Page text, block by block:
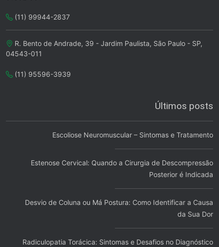
(11) 99944-2837
R. Bento de Andrade, 39 - Jardim Paulista, São Paulo - SP,
04543-011
(11) 95596-3939
Últimos posts
Escoliose Neuromuscular – Sintomas e Tratamento
Estenose Cervical: Quando a Cirurgia de Descompressão
Posterior é Indicada
Desvio de Coluna ou Má Postura: Como Identificar a Causa
da Sua Dor
Radiculopatia Torácica: Sintomas e Desafios no Diagnóstico